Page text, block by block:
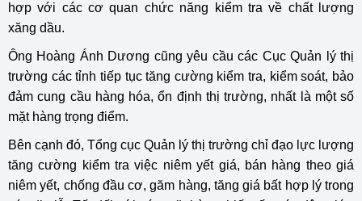
hợp với các cơ quan chức năng kiểm tra về chất lượng
xăng dầu.
Ông Hoàng Ánh Dương cũng yêu cầu các Cục Quản lý thị
trường các tỉnh tiếp tục tăng cường kiểm tra, kiểm soát, bảo
đảm cung cầu hàng hóa, ổn định thị trường, nhất là một số
mặt hàng trọng điểm.
Bên cạnh đó, Tổng cục Quản lý thị trường chỉ đạo lực lượng
tăng cường kiểm tra việc niêm yết giá, bán hàng theo giá
niêm yết, chống đầu cơ, găm hàng, tăng giá bất hợp lý trong